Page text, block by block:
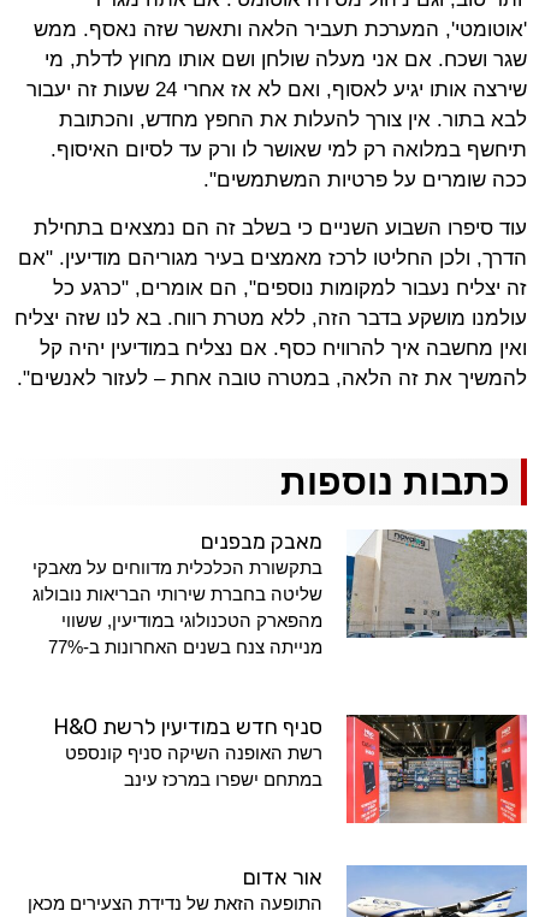
'אוטומטי', המערכת תעביר הלאה ותאשר שזה נאסף. ממש
שגר ושכח. אם אני מעלה שולחן ושם אותו מחוץ לדלת, מי
שירצה אותו יגיע לאסוף, ואם לא אז אחרי 24 שעות זה יעבור
לבא בתור. אין צורך להעלות את החפץ מחדש, והכתובת
תיחשף במלואה רק למי שאושר לו ורק עד לסיום האיסוף.
ככה שומרים על פרטיות המשתמשים".
עוד סיפרו השבוע השניים כי בשלב זה הם נמצאים בתחילת
הדרך, ולכן החליטו לרכז מאמצים בעיר מגוריהם מודיעין. "אם
זה יצליח נעבור למקומות נוספים", הם אומרים, "כרגע כל
עולמנו מושקע בדבר הזה, ללא מטרת רווח. בא לנו שזה יצליח
ואין מחשבה איך להרוויח כסף. אם נצליח במודיעין יהיה קל
להמשיך את זה הלאה, במטרה טובה אחת – לעזור לאנשים".
כתבות נוספות
מאבק מבפנים
בתקשורת הכלכלית מדווחים על מאבקי
שליטה בחברת שירותי הבריאות נובולוג
מהפארק הטכנולוגי במודיעין, ששווי
מנייתה צנח בשנים האחרונות ב-77%
סניף חדש במודיעין לרשת H&O
רשת האופנה השיקה סניף קונספט
במתחם ישפרו במרכז עינב
אור אדום
התופעה הזאת של נדידת הצעירים מכאן